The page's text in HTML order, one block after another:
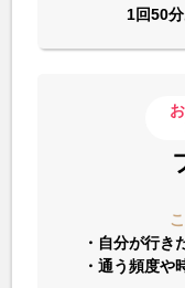
1回50
・自分が行き
・通う頻度や